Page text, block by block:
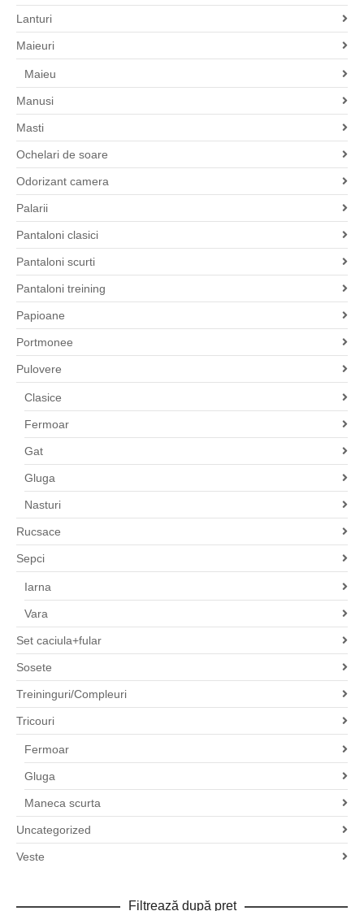
Lanturi
Maieuri
Maieu
Manusi
Masti
Ochelari de soare
Odorizant camera
Palarii
Pantaloni clasici
Pantaloni scurti
Pantaloni treining
Papioane
Portmonee
Pulovere
Clasice
Fermoar
Gat
Gluga
Nasturi
Rucsace
Sepci
Iarna
Vara
Set caciula+fular
Sosete
Treininguri/Compleuri
Tricouri
Fermoar
Gluga
Maneca scurta
Uncategorized
Veste
Filtrează după preț